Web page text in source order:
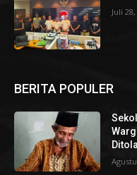
Juli
BERITA POPULER